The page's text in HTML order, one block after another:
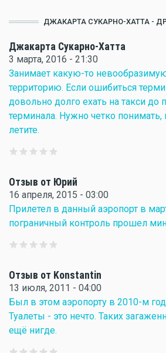
ДЖАКАРТА СУКАРНО-ХАТТА -
Джакарта Сукарно-Хатта
3 марта, 2016 - 21:30
Занимает какую-то
территорию. Если ошибиться
довольно долго ехать на такси до
терминала. Нужно четко
летите.
Отзыв от Юрий
16 апреля, 2015 - 03:00
Прилетел в данный аэропорт в
пограничный контроль прошел
Отзыв от Konstantin
13 июля, 2011 - 04:00
Был в этом аэропорту в 2010-м
Туалеты - это нечто. Таких
ещё нигде.